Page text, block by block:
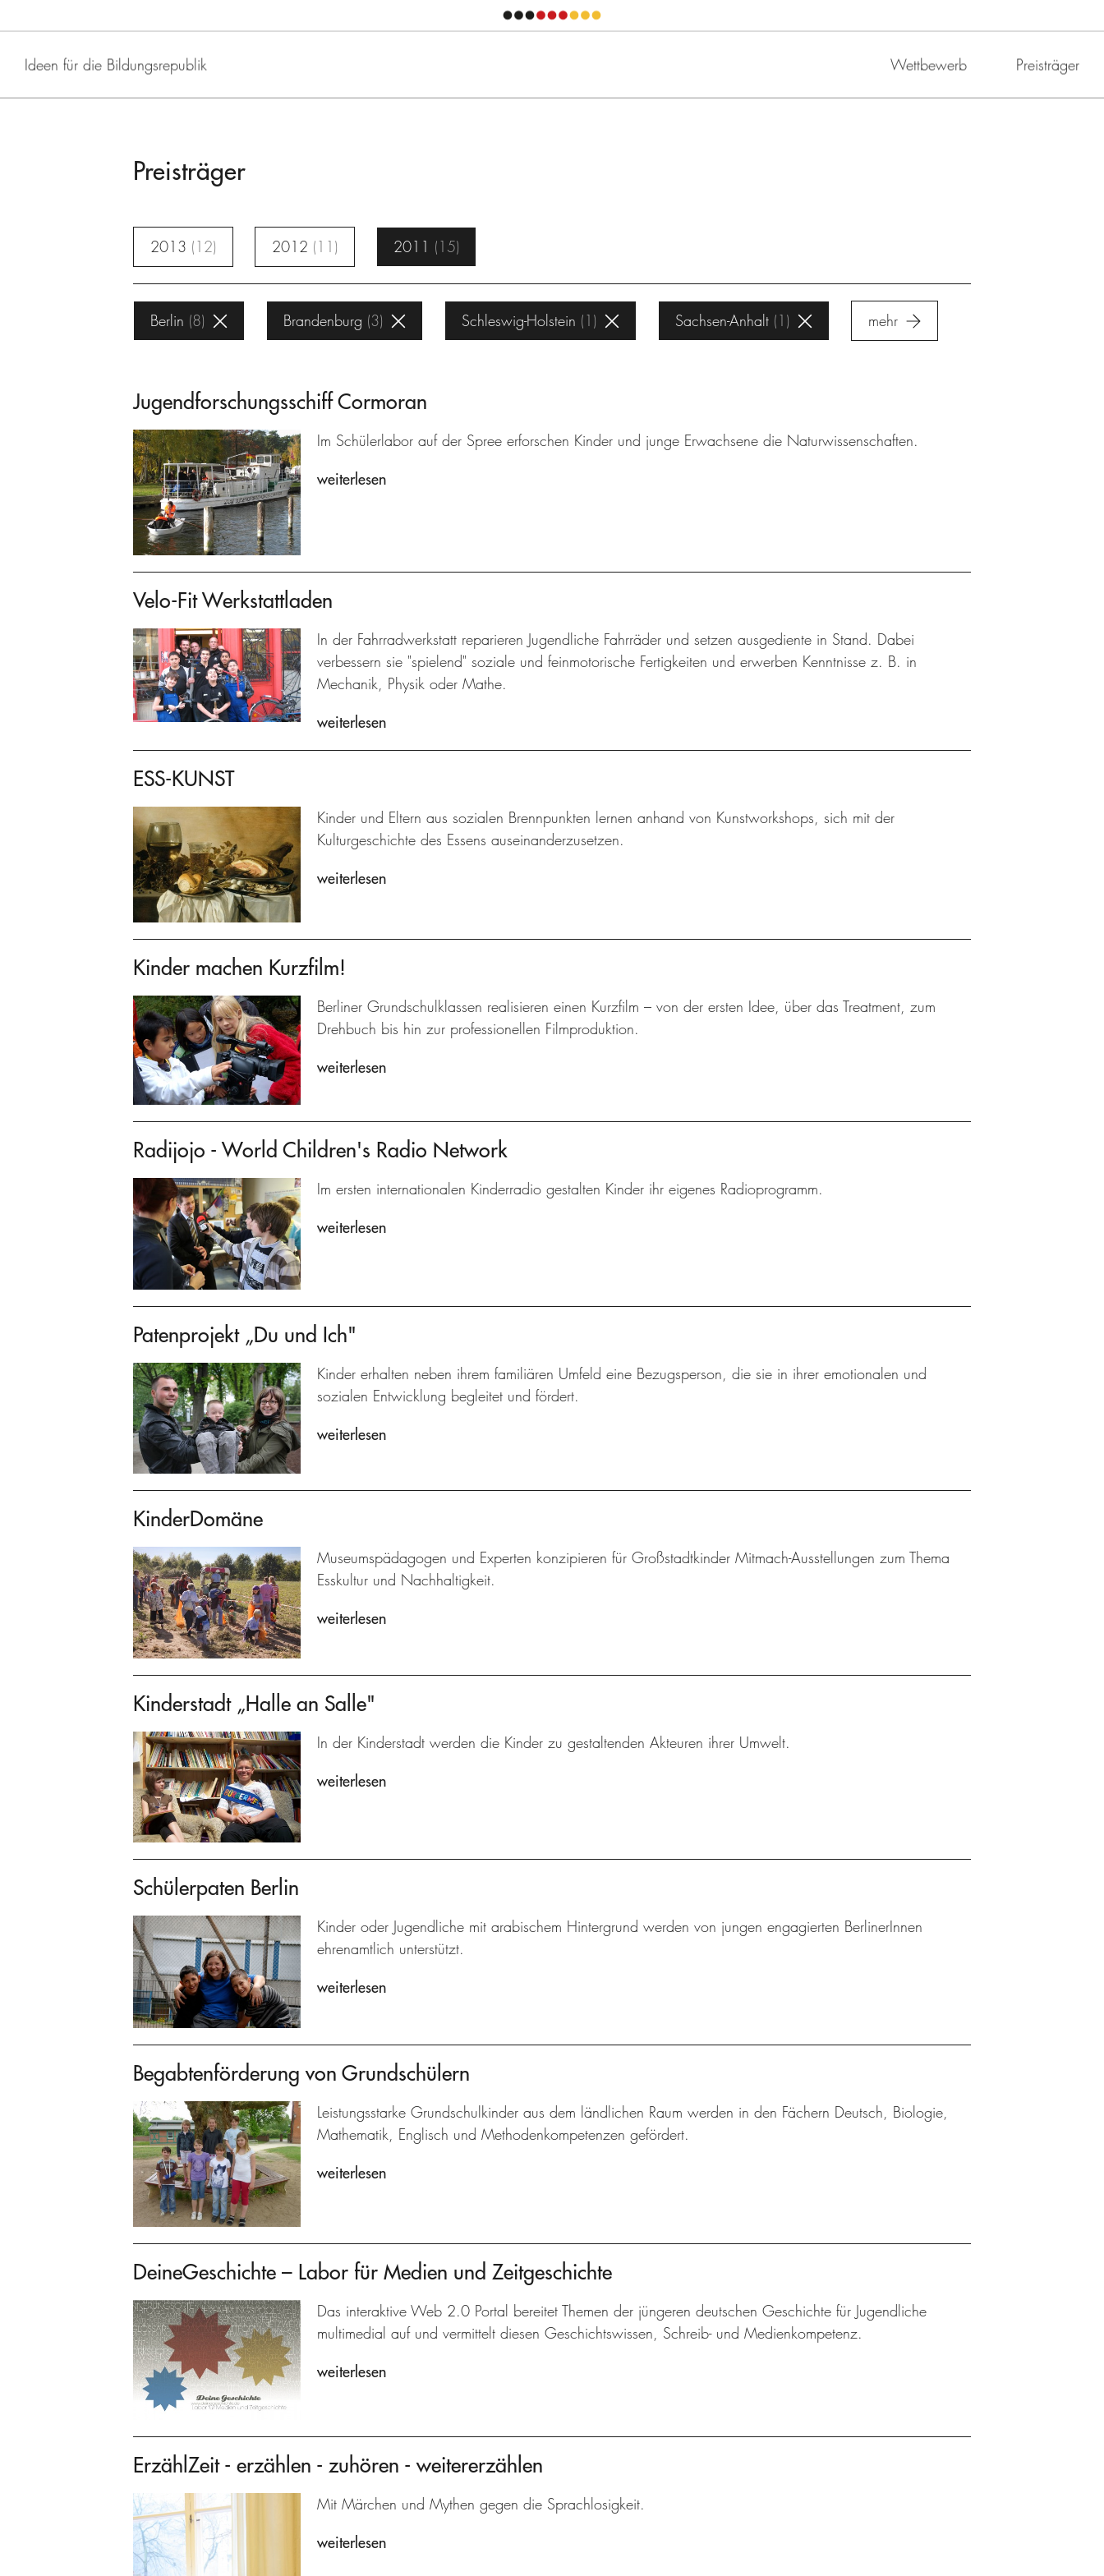
Ideen für die Bildungsrepublik Wettbewerb Preisträger
Preisträger
2013 12 2012 11 2011 15
Berlin 8 Brandenburg 3 Schleswig-Holstein 1 Sachsen-Anhalt 1 mehr
Jugendforschungsschiff Cormoran
Im Schülerlabor auf der Spree erforschen Kinder und junge Erwachsene die Naturwissenschaften.
weiterlesen
Velo-Fit Werkstattladen
In der Fahrradwerkstatt reparieren Jugendliche Fahrräder und setzen ausgediente in Stand. Dabei
verbessern sie "spielend" soziale und feinmotorische Fertigkeiten und erwerben Kenntnisse z. B. in
Mechanik, Physik oder Mathe.
weiterlesen
ESS-KUNST
Kinder und Eltern aus sozialen Brennpunkten lernen anhand von Kunstworkshops, sich mit der
Kulturgeschichte des Essens auseinanderzusetzen.
weiterlesen
Kinder machen Kurzfilm!
Berliner Grundschulklassen realisieren einen Kurzfilm – von der ersten Idee, über das Treatment, zum
Drehbuch bis hin zur professionellen Filmproduktion.
weiterlesen
Radijojo - World Children's Radio Network
Im ersten internationalen Kinderradio gestalten Kinder ihr eigenes Radioprogramm.
weiterlesen
Patenprojekt „Du und Ich"
Kinder erhalten neben ihrem familiären Umfeld eine Bezugsperson, die sie in ihrer emotionalen und
sozialen Entwicklung begleitet und fördert.
weiterlesen
KinderDomäne
Museumspädagogen und Experten konzipieren für Großstadtkinder Mitmach-Ausstellungen zum Thema
Esskultur und Nachhaltigkeit.
weiterlesen
Kinderstadt „Halle an Salle"
In der Kinderstadt werden die Kinder zu gestaltenden Akteuren ihrer Umwelt.
weiterlesen
Schülerpaten Berlin
Kinder oder Jugendliche mit arabischem Hintergrund werden von jungen engagierten BerlinerInnen
ehrenamtlich unterstützt.
weiterlesen
Begabtenförderung von Grundschülern
Leistungsstarke Grundschulkinder aus dem ländlichen Raum werden in den Fächern Deutsch, Biologie,
Mathematik, Englisch und Methodenkompetenzen gefördert.
weiterlesen
DeineGeschichte – Labor für Medien und Zeitgeschichte
Das interaktive Web 2.0 Portal bereitet Themen der jüngeren deutschen Geschichte für Jugendliche
multimedial auf und vermittelt diesen Geschichtswissen, Schreib- und Medienkompetenz.
weiterlesen
ErzählZeit - erzählen - zuhören - weitererzählen
Mit Märchen und Mythen gegen die Sprachlosigkeit.
weiterlesen